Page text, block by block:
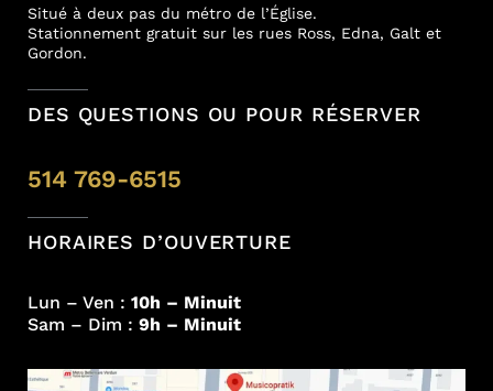
Situé à deux pas du métro de l’Église.
Stationnement gratuit sur les rues Ross, Edna, Galt et
Gordon.
DES QUESTIONS OU POUR RÉSERVER
514 769-6515
HORAIRES D’OUVERTURE
Lun – Ven : 10h – Minuit
Sam – Dim : 9h – Minuit